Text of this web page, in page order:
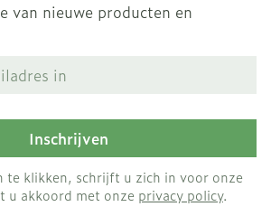
van nieuwe producten en
Inschrijven
te klikken, schrijft u zich in voor onze
u akkoord met onze privacy policy.